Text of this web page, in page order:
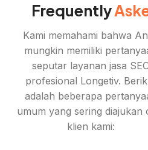
Frequently
Kami memahami bahwa
mungkin memiliki
seputar layanan jasa
profesional Longetiv.
adalah beberapa
umum yang sering diajukan
klien kami: